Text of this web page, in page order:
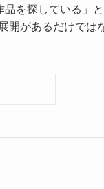
品を探している」と
開があるだけでは